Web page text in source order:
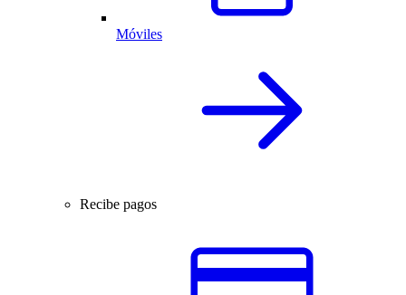
Móviles
Recibe pagos